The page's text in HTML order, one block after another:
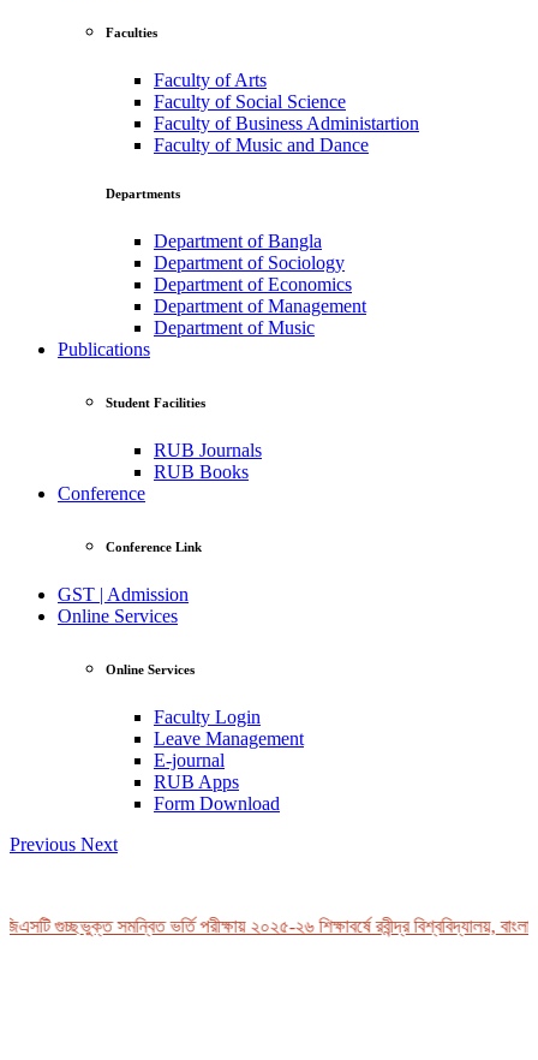
Faculties
Faculty of Arts
Faculty of Social Science
Faculty of Business Administartion
Faculty of Music and Dance
Departments
Department of Bangla
Department of Sociology
Department of Economics
Department of Management
Department of Music
Publications
Student Facilities
RUB Journals
RUB Books
Conference
Conference Link
GST | Admission
Online Services
Online Services
Faculty Login
Leave Management
E-journal
RUB Apps
Form Download
Previous Next
গুচ্ছভুক্ত সমন্বিত ভর্তি পরীক্ষায় ২০২৫-২৬ শিক্ষাবর্ষে রবীন্দ্র বিশ্ববিদ্যালয়,